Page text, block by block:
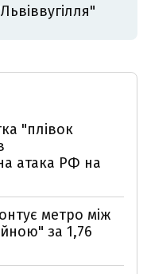
"плівок
атака РФ на
метро між
за 1,76